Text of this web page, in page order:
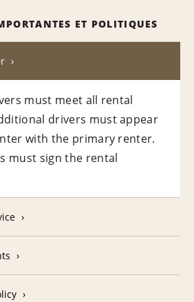
ET POLITIQUES
must meet all rental
drivers must appear
with the primary renter.
must sign the rental